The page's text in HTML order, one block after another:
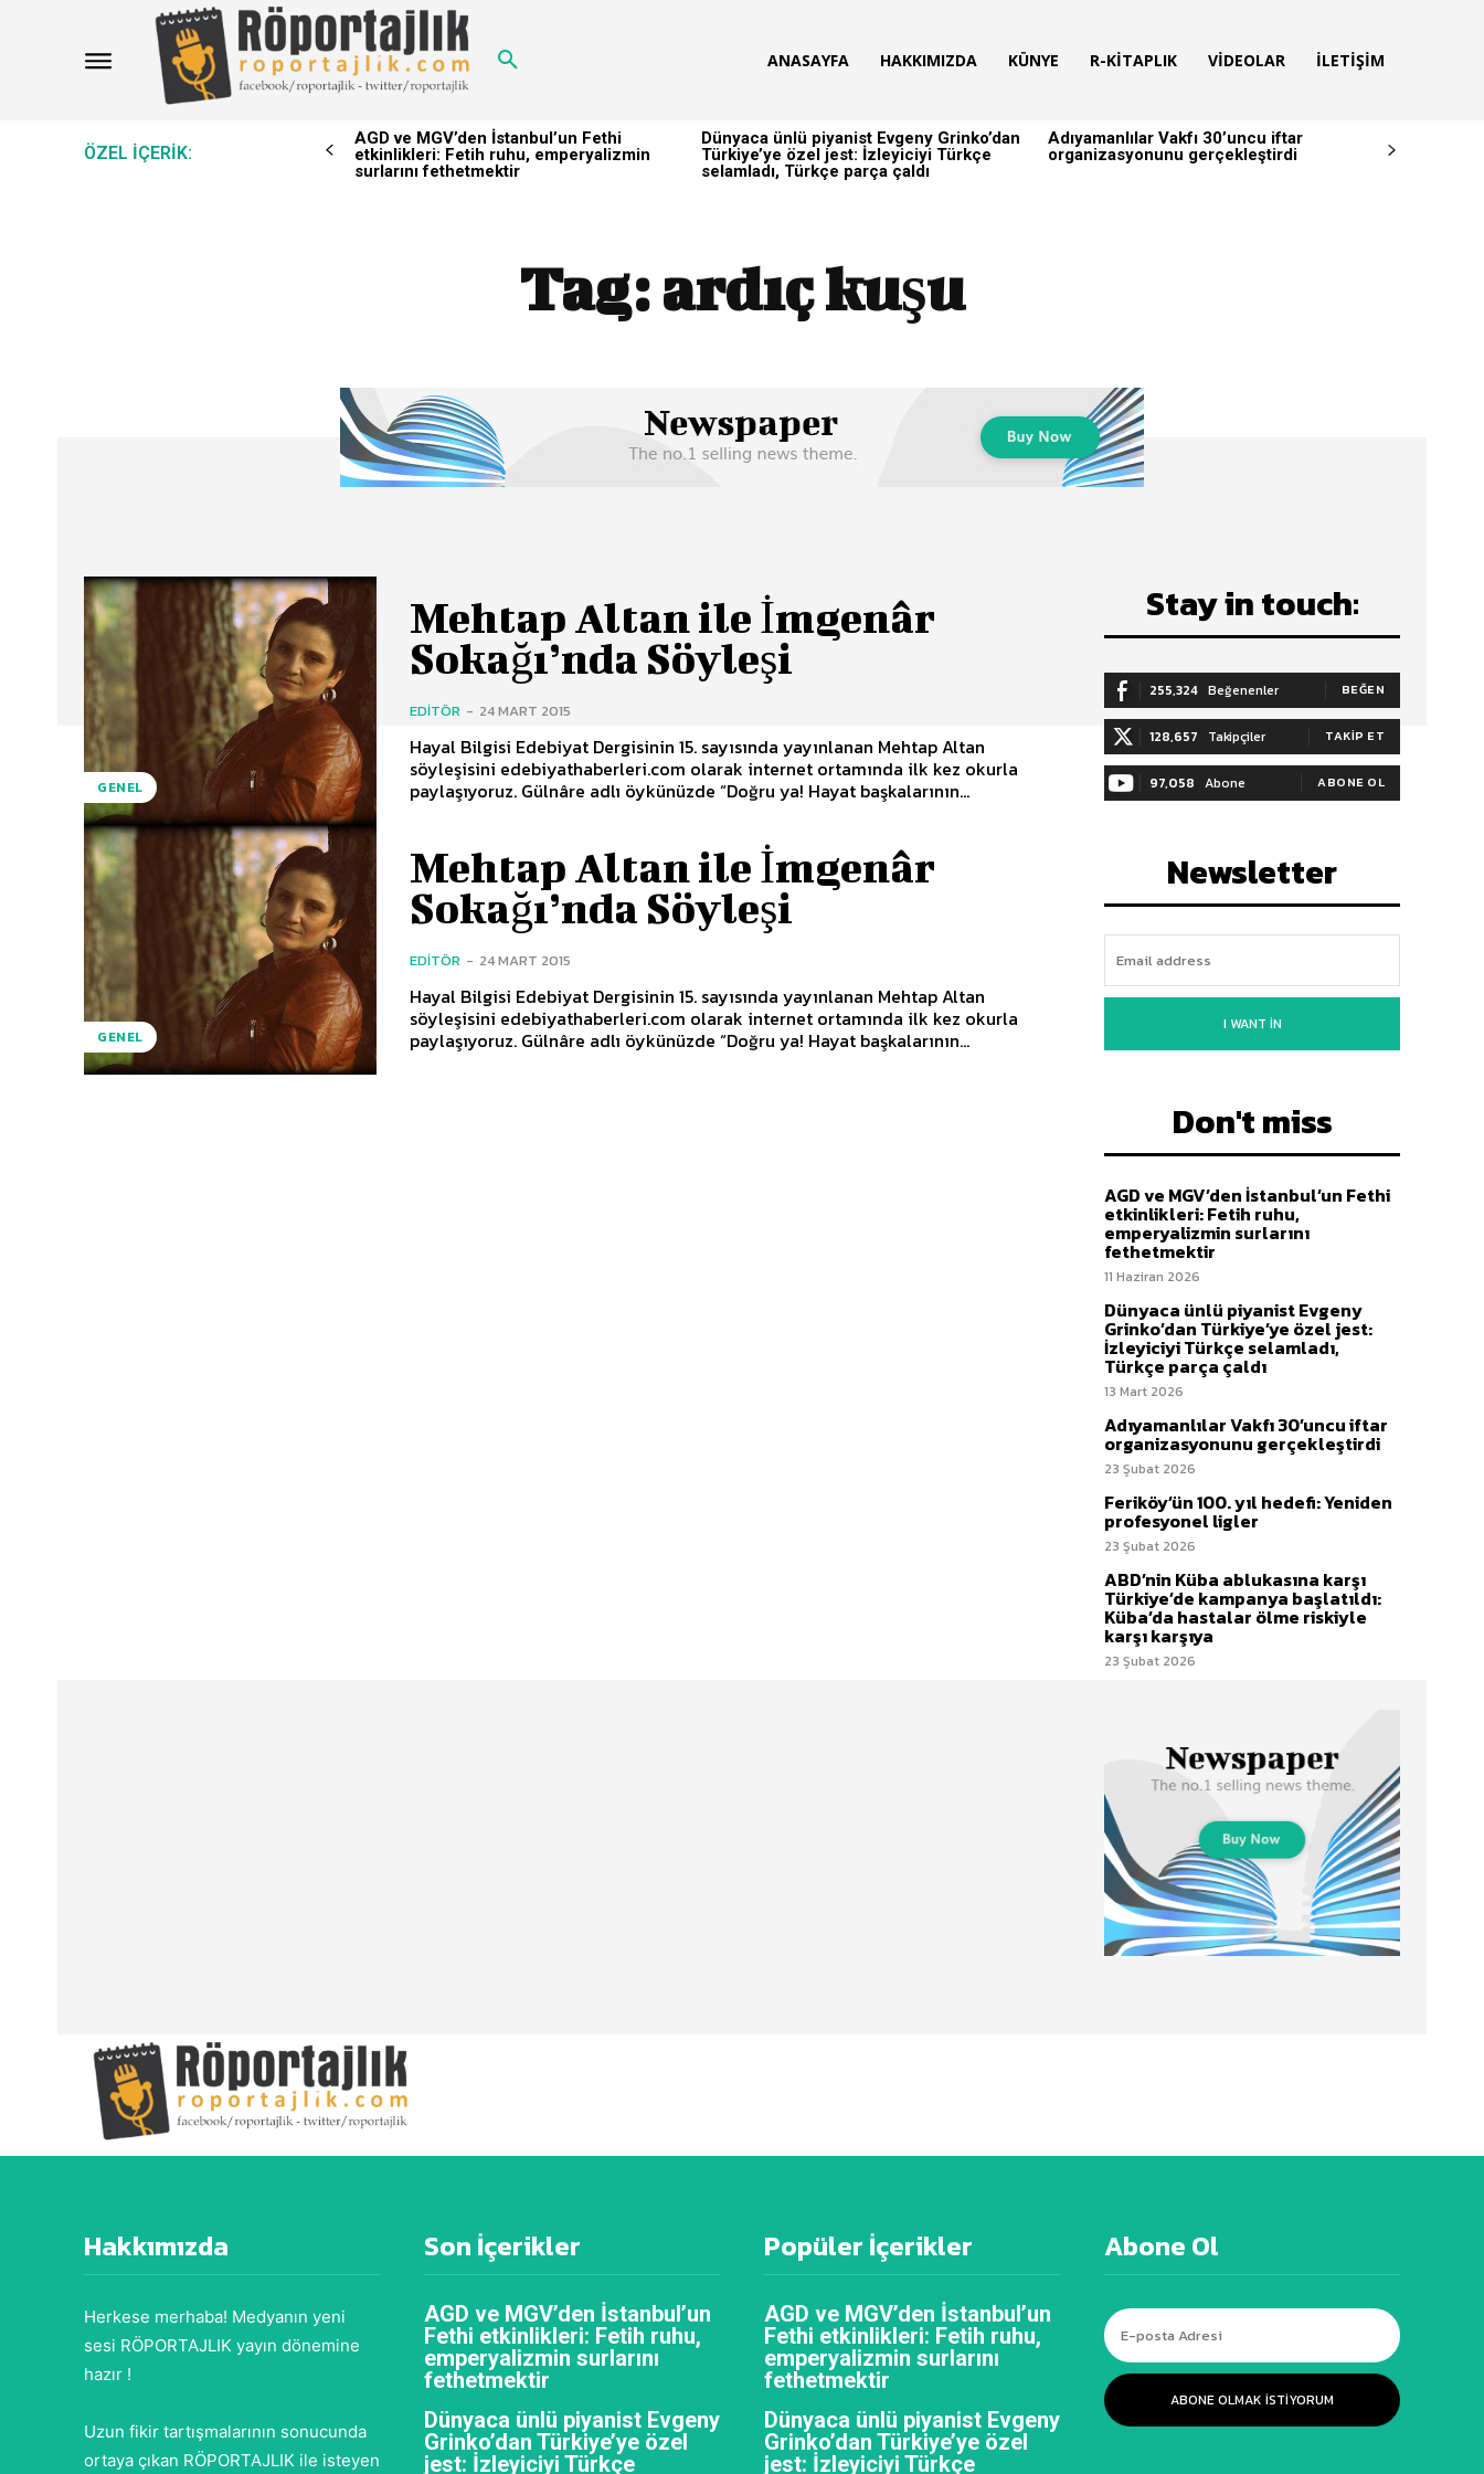
ANASAYFA HAKKIMIZDA KÜNYE R-KITAPLIK VIDEOLAR İLETIŞIM
ÖZEL IÇERIK:
AGD ve MGV’den İstanbul’un Fethi
etkinlikleri: Fetih ruhu, emperyalizmin
surlarını fethetmektir
Dünyaca ünlü piyanist Evgeny Grinko’dan
Türkiye’ye özel jest: İzleyiciyi Türkçe
selamladı, Türkçe parça çaldı
Adıyamanlılar Vakfı 30’uncu iftar
organizasyonunu gerçekleştirdi
Tag:ardıç kuşu
GENEL
Mehtap Altan ile İmgenâr
Sokağı’nda Söyleşi
EDITÖR - 24 MART 2015
Hayal Bilgisi Edebiyat Dergisinin 15. sayısında yayınlanan Mehtap Altan
söyleşisini edebiyathaberleri.com olarak internet ortamında ilk kez okurla
paylaşıyoruz. Gülnâre adlı öykünüzde “Doğru ya! Hayat başkalarının...
GENEL
Mehtap Altan ile İmgenâr
Sokağı’nda Söyleşi
EDITÖR - 24 MART 2015
Hayal Bilgisi Edebiyat Dergisinin 15. sayısında yayınlanan Mehtap Altan
söyleşisini edebiyathaberleri.com olarak internet ortamında ilk kez okurla
paylaşıyoruz. Gülnâre adlı öykünüzde “Doğru ya! Hayat başkalarının...
Stay in touch:
255,324 Beğenenler BEĞEN
128,657 Takipçiler TAKIP ET
97,058 Abone ABONE OL
Newsletter
I WANT IN
Don't miss
AGD ve MGV’den İstanbul’un Fethi
etkinlikleri: Fetih ruhu,
emperyalizmin surlarını
fethetmektir
11 Haziran 2026
Dünyaca ünlü piyanist Evgeny
Grinko’dan Türkiye’ye özel jest:
İzleyiciyi Türkçe selamladı,
Türkçe parça çaldı
13 Mart 2026
Adıyamanlılar Vakfı 30’uncu iftar
organizasyonunu gerçekleştirdi
23 Şubat 2026
Feriköy’ün 100. yıl hedefi: Yeniden
profesyonel ligler
23 Şubat 2026
ABD’nin Küba ablukasına karşı
Türkiye’de kampanya başlatıldı:
Küba’da hastalar ölme riskiyle
karşı karşıya
23 Şubat 2026
Hakkımızda
Herkese merhaba! Medyanın yeni
sesi RÖPORTAJLIK yayın dönemine
hazır !
Uzun fikir tartışmalarının sonucunda
ortaya çıkan RÖPORTAJLIK ile isteyen
Son İçerikler
AGD ve MGV’den İstanbul’un
Fethi etkinlikleri: Fetih ruhu,
emperyalizmin surlarını
fethetmektir
Dünyaca ünlü piyanist Evgeny
Grinko’dan Türkiye’ye özel
jest: İzleyiciyi Türkçe
Popüler İçerikler
AGD ve MGV’den İstanbul’un
Fethi etkinlikleri: Fetih ruhu,
emperyalizmin surlarını
fethetmektir
Dünyaca ünlü piyanist Evgeny
Grinko’dan Türkiye’ye özel
jest: İzleyiciyi Türkçe
Abone Ol
ABONE OLMAK ISTIYORUM